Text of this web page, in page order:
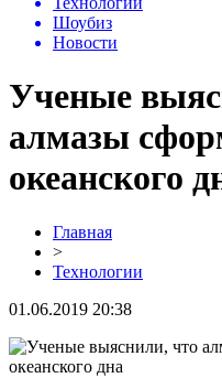
Шоубиз
Новости
Ученые
алмазы
океанского
Главная
>
Технологии
01.06.2019 20:38